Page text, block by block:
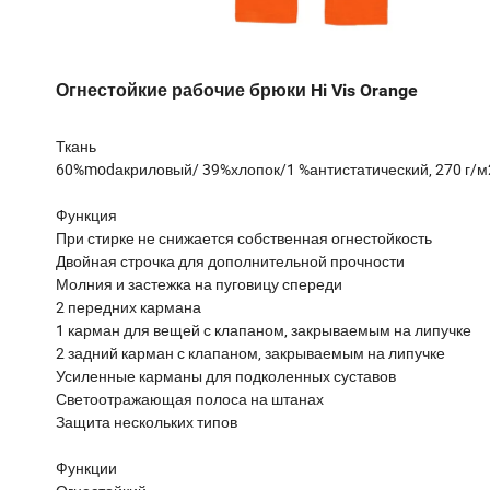
Огнестойкие рабочие брюки Hi Vis Orange
Ткань
60%modакриловый/ 39%хлопок/1 %антистатический, 270 г/
Функция
При стирке не снижается собственная огнестойкость
Двойная строчка для дополнительной прочности
Молния и застежка на пуговицу спереди
2 передних кармана
1 карман для вещей с клапаном, закрываемым на липучке
2 задний карман с клапаном, закрываемым на липучке
Усиленные карманы для подколенных суставов
Светоотражающая полоса на штанах
Защита нескольких типов
Функции